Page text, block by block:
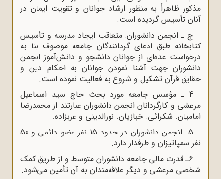
مذکور ظاهراً‌ به منظور ارشاد جوانان و تقویت ایمان در
آنان تأسیس گردیده است.
ج ـ انجمن دانشوران: متعاقب ایجاد مدرسه و تأسیس
کتابخانه طبق ادعای گردانندگان جامعه موصوف بنا به
درخواست عده‌ای از جوانان دانشجو و دانش‌آموز انجمن
دانشوران جهت آشنا نمودن جوانان به احکام دین و
حقایق قرآن تشکیل و شروع به فعالیت نموده است.
4 ـ ‌مؤسس جامعه مورد بحث حاج سید اسماعیل
مرعشی و کارگردانان انجمن دانشوران عبارتند از محمدرضا
امامیان. شکرائی. خبازیان. نورالدینی و عربزاده.
5ـ‌ انجمن دانشوران در حدود 15 نفر عضو دائمی و 50
نفر سمپاتیزان و طرفدار دارد.
6ـ قدرت مالی جامعه دانشوران متوسط و از طریق کمک
شخصی مرعشی و دیگر علاقه‌مندان به آن تأمین می‌شود.